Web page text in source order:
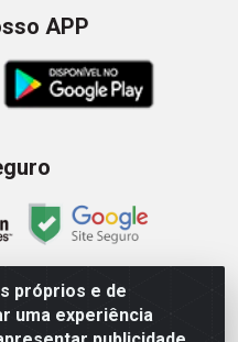
próprios e de
uma experiência
APP
- Av. Senador Queiróz, 274